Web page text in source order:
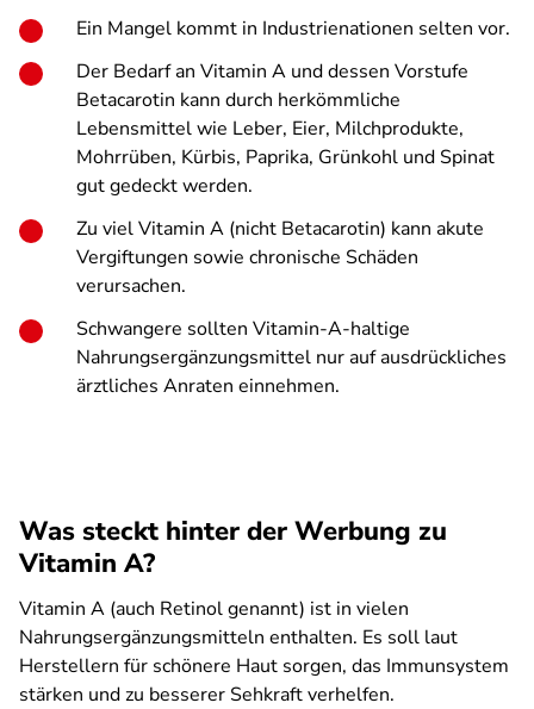
Ein Mangel kommt in Industrienationen selten vor.
Der Bedarf an Vitamin A und dessen Vorstufe
Betacarotin kann durch herkömmliche
Lebensmittel wie Leber, Eier, Milchprodukte,
Mohrrüben, Kürbis, Paprika, Grünkohl und Spinat
gut gedeckt werden.
Zu viel Vitamin A (nicht Betacarotin) kann akute
Vergiftungen sowie chronische Schäden
verursachen.
Schwangere sollten Vitamin-A-haltige
Nahrungsergänzungsmittel nur auf ausdrückliches
ärztliches Anraten einnehmen.
Was steckt hinter der Werbung zu
Vitamin A?
Vitamin A (auch Retinol genannt) ist in vielen
Nahrungsergänzungsmitteln enthalten. Es soll laut
Herstellern für schönere Haut sorgen, das Immunsystem
stärken und zu besserer Sehkraft verhelfen.